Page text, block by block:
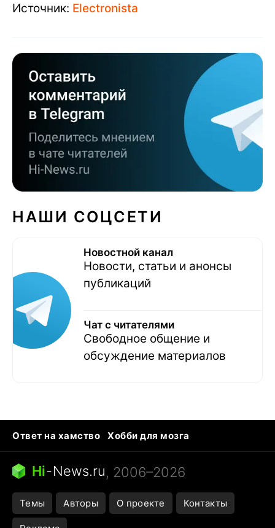
Источник: Electronista
НАШИ СОЦСЕТИ
Новостной канал
Новости, статьи и анонсы
публикаций
Чат с читателями
Свободное общение и
обсуждение материалов
Ответ на хамство
Хобби для мозга
Бензин 100 и 95
Тунцы в океанариуме
Следующая пандемия
Hi-News.ru, 2006–2026
Темы Авторы О проекте Контакты